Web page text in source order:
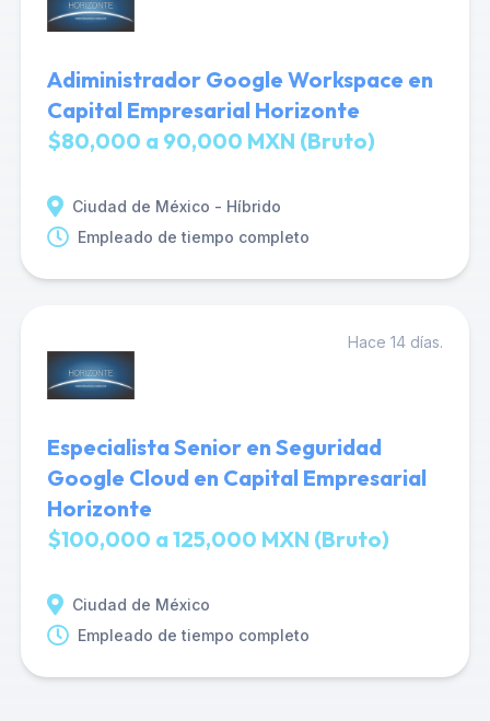
Adiministrador Google Workspace en
Capital Empresarial Horizonte
$80,000 a 90,000 MXN (Bruto)
Ciudad de México - Híbrido
Empleado de tiempo completo
Hace 14 días.
Especialista Senior en Seguridad
Google Cloud en Capital Empresarial
Horizonte
$100,000 a 125,000 MXN (Bruto)
Ciudad de México
Empleado de tiempo completo